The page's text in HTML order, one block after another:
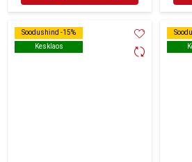
Soodushind -15%
Kesklaos
Soodushind -15%
Kesklaos